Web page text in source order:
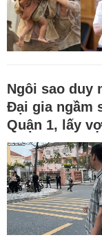
Ngôi sao duy
Đại gia ngầm
Quận 1, lấy